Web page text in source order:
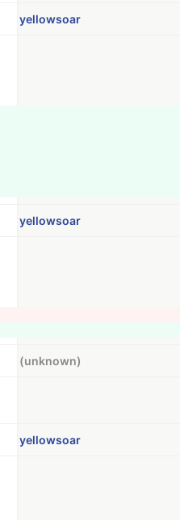
yellowsoar
yellowsoar
(unknown)
yellowsoar